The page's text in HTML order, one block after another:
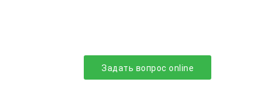
Задать вопрос online